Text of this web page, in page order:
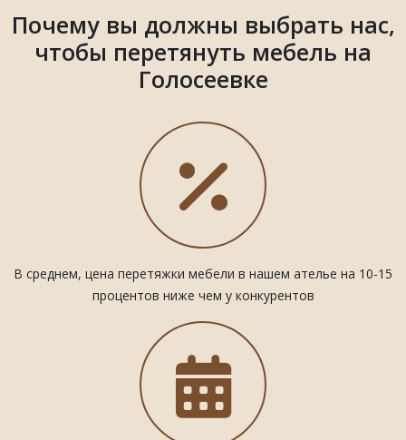
Почему вы должны выбрать нас,
чтобы перетянуть мебель на
Голосеевке
В среднем, цена перетяжки мебели в нашем ателье на 10-15
процентов ниже чем у конкурентов